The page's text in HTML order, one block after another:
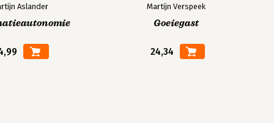
Aslander Martijn Verspeek
Goeiegast
24,34